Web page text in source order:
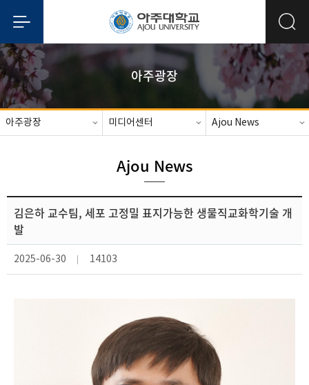
아주광장
아주광장 미디어센터 Ajou News
Ajou News
김은하 교수팀, 세포 고정밀 표지가능한 생물직교화학기술 개
발
2025-06-30 14103